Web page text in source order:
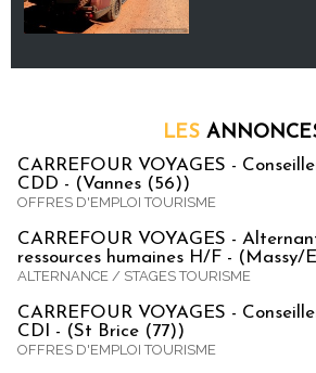
LES
CARREFOUR VOYAGES -
CDD - (Vannes (56))
OFFRES D'EMPLOI TOURISME
CARREFOUR VOYAGES -
ressources humaines H/F - (Massy/
ALTERNANCE / STAGES TOURISME
CARREFOUR VOYAGES -
CDI - (St Brice (77))
OFFRES D'EMPLOI TOURISME